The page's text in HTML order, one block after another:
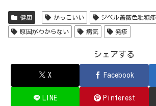
健康 かっこいい ジベル薔薇色粃糠疹
原因がわからない 病気 発疹
シェアする
X Facebook
LINE Pinterest